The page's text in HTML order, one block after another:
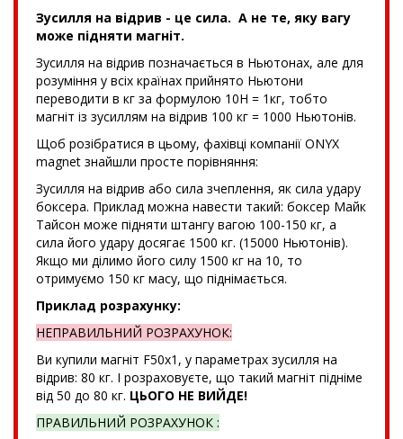
Зусилля на відрив - це сила. А не те, яку вагу
може підняти магніт.
Зусилля на відрив позначається в Ньютонах, але для
розуміння у всіх країнах прийнято Ньютони
переводити в кг за формулою 10Н = 1кг, тобто
магніт із зусиллям на відрив 100 кг = 1000 Ньютонів.
Щоб розібратися в цьому, фахівці компанії ONYX
magnet знайшли просте порівняння:
Зусилля на відрив або сила зчеплення, як сила удару
боксера. Приклад можна навести такий: боксер Майк
Тайсон може підняти штангу вагою 100-150 кг, а
сила його удару досягає 1500 кг. (15000 Ньютонів).
Якщо ми ділимо його силу 1500 кг на 10, то
отримуємо 150 кг масу, що піднімається.
Приклад розрахунку:
НЕПРАВИЛЬНИЙ РОЗРАХУНОК:
Ви купили магніт F50x1, у параметрах зусилля на
відрив: 80 кг. І розраховуєте, що такий магніт підніме
від 50 до 80 кг. ЦЬОГО НЕ ВИЙДЕ!
ПРАВИЛЬНИЙ РОЗРАХУНОК :